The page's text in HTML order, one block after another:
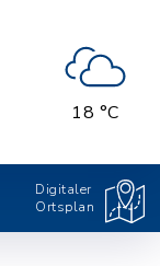
18 °C
Digitaler
Ortsplan